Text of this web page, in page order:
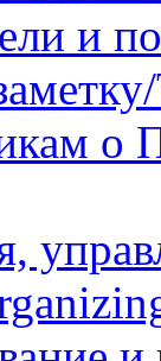
и
о